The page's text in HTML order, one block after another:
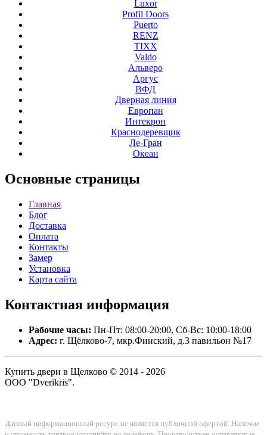
Luxor
Profil Doors
Puerto
RENZ
TIXX
Valdo
Альверо
Аргус
ВФД
Дверная линия
Европан
Интекрон
Краснодеревщик
Ле-Гран
Океан
Основные страницы
Главная
Блог
Доставка
Оплата
Контакты
Замер
Установка
Карта сайта
Контактная информация
Рабочие часы: Пн-Пт: 08:00-20:00, Сб-Вс: 10:00-18:00
Адрес: г. Щёлково-7, мкр.Финский, д.3 павильон №17
Купить двери в Щелково © 2014 - 2026
ООО "Dverikris".
Данный информационный ресурс не является публичной офертой. Наличие